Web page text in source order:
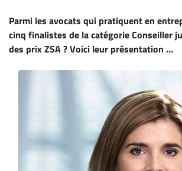
JURISTES
Offres
d'emploi
CABINETS
Parmi les avocats qui pratiquent en
cinq finalistes de la catégorie Conseiller
des prix ZSA ? Voici leur présentation ...